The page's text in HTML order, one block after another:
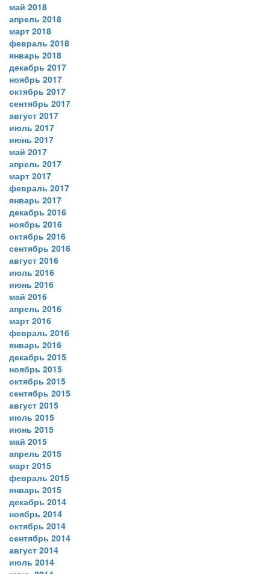
май 2018
апрель 2018
март 2018
февраль 2018
январь 2018
декабрь 2017
ноябрь 2017
октябрь 2017
сентябрь 2017
август 2017
июль 2017
июнь 2017
май 2017
апрель 2017
март 2017
февраль 2017
январь 2017
декабрь 2016
ноябрь 2016
октябрь 2016
сентябрь 2016
август 2016
июль 2016
июнь 2016
май 2016
апрель 2016
март 2016
февраль 2016
январь 2016
декабрь 2015
ноябрь 2015
октябрь 2015
сентябрь 2015
август 2015
июль 2015
июнь 2015
май 2015
апрель 2015
март 2015
февраль 2015
январь 2015
декабрь 2014
ноябрь 2014
октябрь 2014
сентябрь 2014
август 2014
июль 2014